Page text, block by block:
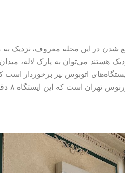
شدن در این محله معروف، نزدیک
هستند می‌توان به پارک لاله،
اتوبوس نیز برخوردار
می‌دهد به